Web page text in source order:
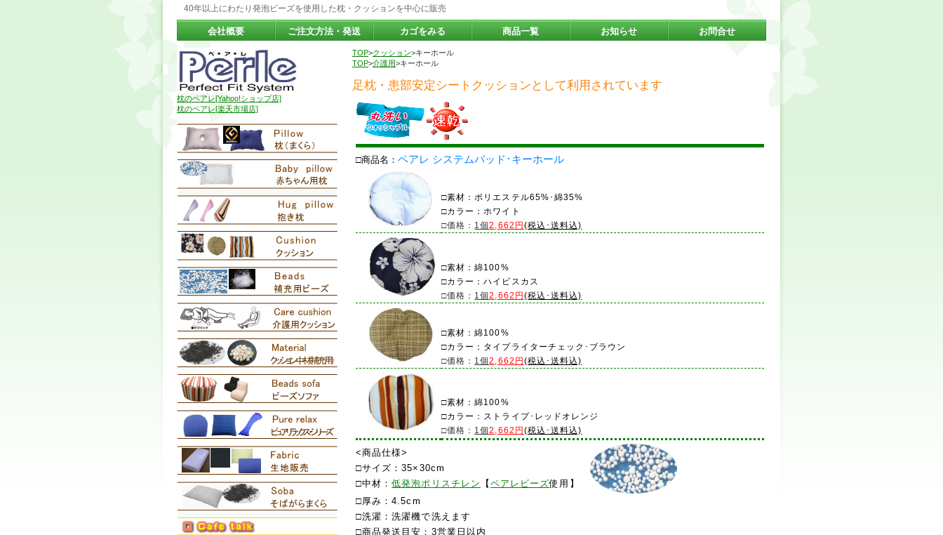
40年以上にわたり発泡ビーズを使用した枕・クッションを中心に販売
TOP>クッション>キーホール
TOP>介護用>キーホール
足枕・患部安定シートクッションとして利用されています
□商品名： ペアレ システムパッド･キーホール
□素材：ポリエステル65%･綿35%
□カラー：ホワイト
□価格： 1個2,662円 (税込･送料込)
□素材：綿100%
□カラー：ハイビスカス
□価格： 1個2,662円 (税込･送料込)
□素材：綿100%
□カラー：タイプライターチェック･ブラウン
□価格： 1個2,662円 (税込･送料込)
□素材：綿100%
□カラー：ストライプ･レッドオレンジ
□価格： 1個2,662円 (税込･送料込)
<商品仕様>
□サイズ：35×30cm
□中材：低発泡ポリスチレン 【 ペアレビーズ使用】
□厚み：4.5cm
□洗濯：洗濯機で洗えます
□商品発送目安： 3営業日以内
会社概要 ご注文方法・発送 カゴをみる 商品一覧 お知らせ お問合せ
枕のペアレ[Yahoo!ショップ店]
枕のペアレ[楽天市場店]